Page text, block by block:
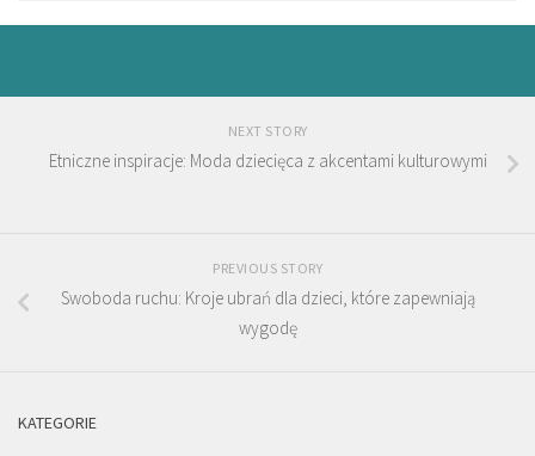
NEXT STORY
Etniczne inspiracje: Moda dziecięca z akcentami kulturowymi
PREVIOUS STORY
Swoboda ruchu: Kroje ubrań dla dzieci, które zapewniają
wygodę
KATEGORIE